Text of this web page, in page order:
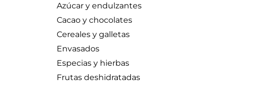
Azúcar y endulzantes
Cacao y chocolates
Cereales y galletas
Envasados
Especias y hierbas
Frutas deshidratadas